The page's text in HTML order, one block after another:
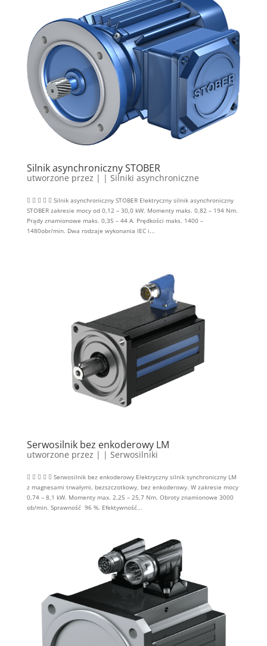
Silnik asynchroniczny STOBER
utworzone przez | | Silniki asynchroniczne
     Silnik asynchroniczny STOBER Elektryczny silnik asynchroniczny
STOBER zakresie mocy od 0,12 – 30,0 kW. Momenty maks. 0,82 – 194 Nm.
Prądy znamionowe maks. 0,35 – 44 A. Prędkości maks. 1400 –
1480obr/min. Dwa rodzaje wykonania IEC i...
Serwosilnik bez enkoderowy LM
utworzone przez | | Serwosilniki
     Serwosilnik bez enkoderowy Elektryczny silnik synchroniczny LM
z magnesami trwałymi, bezszczotkowy, bez enkoderowy. W zakresie mocy
0,74 – 8,1 kW. Momenty max. 2,25 – 25,7 Nm. Obroty znamionowe 3000
ob/min. Sprawność 96 %. Efektywność...